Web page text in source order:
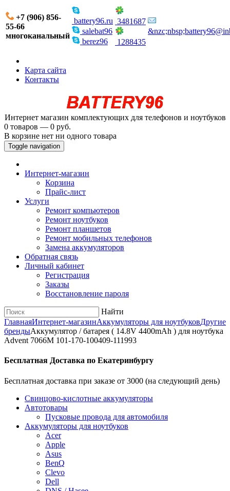
+7 (906) 856-
55-66
многоканальный
battery96.ru
salebat96
berez96
3481687
1288435
Карта сайта
Контакты
Интернет магазин комплектующих для телефонов и ноутбуков
0 товаров — 0 руб.
В корзине нет ни одного товара
Toggle navigation
Интернет-магазин
Корзина
Прайс-лист
Услуги
Ремонт компьютеров
Ремонт ноутбуков
Ремонт планшетов
Ремонт мобильных телефонов
Замена аккумуляторов
Обратная связь
Личный кабинет
Регистрация
Заказы
Восстановление пароля
Найти
ГлавнаяИнтернет-магазинАккумуляторы для ноутбуковДругие
брендыАккумулятор / батарея ( 14.8V 4400mAh ) для ноутбука
Advent 7066M 101-170-100409-111993
Бесплатная Доставка по Екатеринбургу
Бесплатная доставка при заказе от 3000 (на следующий день)
Cвинцово-кислотные аккумуляторы
Автотовары
Пусковые провода для автомобиля
Аккумуляторы для ноутбуков
Acer
Apple
Asus
BenQ
Clevo
Dell